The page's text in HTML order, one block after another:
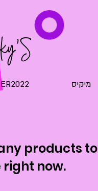
מיקיס
products to
right now.